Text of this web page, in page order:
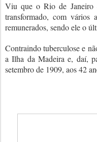
Viu que o Rio de Janeiro
transformado, com vários
remunerados, sendo ele o
Contraindo tuberculose e
a Ilha da Madeira e, daí,
setembro de 1909, aos 42